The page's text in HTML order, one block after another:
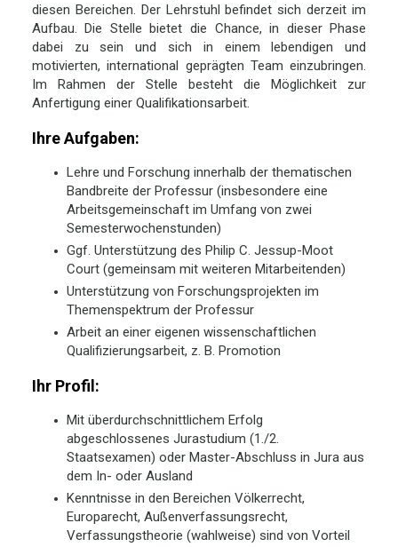
diesen Bereichen. Der Lehrstuhl befindet sich derzeit im
Aufbau. Die Stelle bietet die Chance, in dieser Phase
dabei zu sein und sich in einem lebendigen und
motivierten, international geprägten Team einzubringen.
Im Rahmen der Stelle besteht die Möglichkeit zur
Anfertigung einer Qualifikationsarbeit.
Ihre Aufgaben:
Lehre und Forschung innerhalb der thematischen
Bandbreite der Professur (insbesondere eine
Arbeitsgemeinschaft im Umfang von zwei
Semesterwochenstunden)
Ggf. Unterstützung des Philip C. Jessup-Moot
Court (gemeinsam mit weiteren Mitarbeitenden)
Unterstützung von Forschungsprojekten im
Themenspektrum der Professur
Arbeit an einer eigenen wissenschaftlichen
Qualifizierungsarbeit, z. B. Promotion
Ihr Profil:
Mit überdurchschnittlichem Erfolg
abgeschlossenes Jurastudium (1./2.
Staatsexamen) oder Master-Abschluss in Jura aus
dem In- oder Ausland
Kenntnisse in den Bereichen Völkerrecht,
Europarecht, Außenverfassungsrecht,
Verfassungstheorie (wahlweise) sind von Vorteil